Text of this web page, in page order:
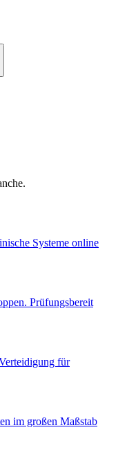
Systeme online
Prüfungsbereit
für
im großen Maßstab